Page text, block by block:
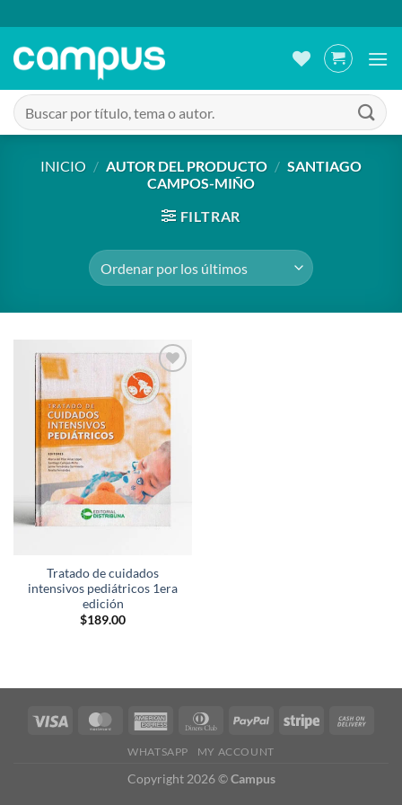
al
contenido
Buscar
por:
INICIO / AUTOR DEL PRODUCTO / SANTIAGO
CAMPOS-MIÑO
FILTRAR
Añadir
a la
lista de
deseos
Tratado de cuidados
intensivos pediátricos 1era
edición
$189.00
WHATSAPP MY ACCOUNT
Copyright 2026 ©Campus